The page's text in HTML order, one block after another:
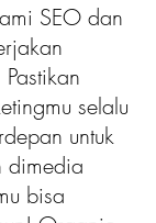
SEO dan
selalu
untuk
dimedia
bisa